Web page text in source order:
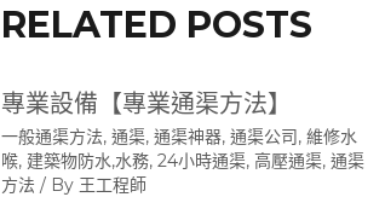
RELATED POSTS
專業設備【專業通渠方法】
一般通渠方法, 通渠, 通渠神器, 通渠公司, 維修水
喉, 建築物防水,水務, 24小時通渠, 高壓通渠, 通渠
方法 / By 王工程師